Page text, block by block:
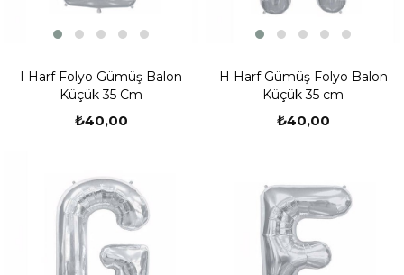
I Harf Folyo Gümüş Balon
Küçük 35 Cm
₺40,00
H Harf Gümüş Folyo Balon
Küçük 35 cm
₺40,00